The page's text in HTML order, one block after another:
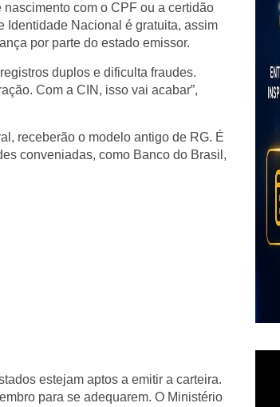
com o CPF ou a certidão
Identidade Nacional é gratuita, assim
por parte do estado emissor.
duplos e dificulta fraudes.
Com a CIN, isso vai acabar”,
receberão o modelo antigo de RG. É
conveniadas, como Banco do Brasil,
estejam aptos a emitir a carteira.
para se adequarem. O Ministério